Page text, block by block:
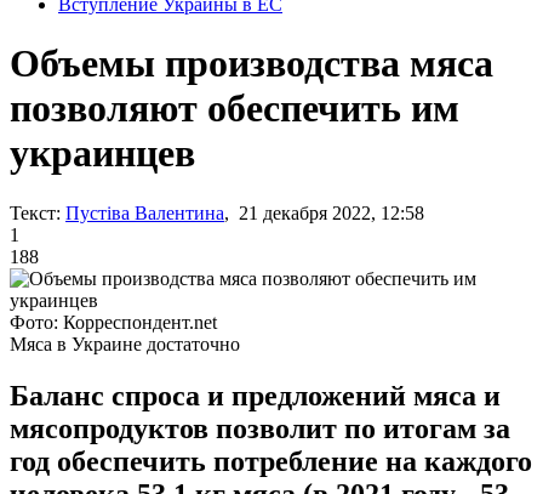
Вступление Украины в ЕС
Объемы производства мяса
позволяют обеспечить им
украинцев
Текст: Пустіва Валентина, 21 декабря 2022, 12:58
1
188
Фото: Корреспондент.net
Мяса в Украине достаточно
Баланс спроса и предложений мяса и
мясопродуктов позволит по итогам за
год обеспечить потребление на каждого